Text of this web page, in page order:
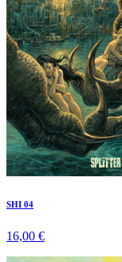
SHI 04
16,00 €